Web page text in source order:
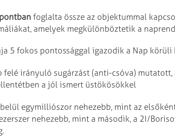
foglalta össze az objektummal
amelyek megkülönböztetik a
5 fokos pontossággal igazodik a Nap
felé irányuló sugárzást (anti-csóva)
a jól ismert üstökösökkel
egymilliószor nehezebb, mint az
nehezebb, mint a második, a 2I/